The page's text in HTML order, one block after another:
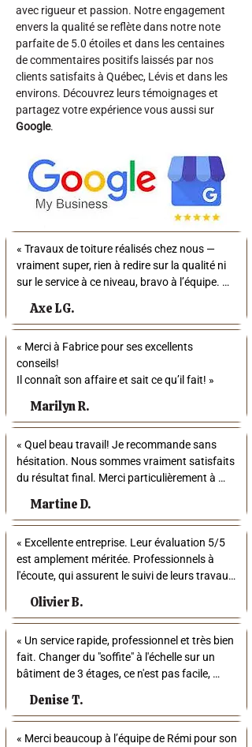
avec rigueur et passion. Notre engagement
envers la qualité se reflète dans notre note
parfaite de 5.0 étoiles et dans les centaines
de commentaires positifs laissés par nos
clients satisfaits à Québec, Lévis et dans les
environs. Découvrez leurs témoignages et
partagez votre expérience vous aussi sur
Google.
« Travaux de toiture réalisés chez nous —
vraiment super, rien à redire sur la qualité ni
sur le service à ce niveau, bravo à l’équipe. 👏
Axe LG.
« Merci à Fabrice pour ses excellents
conseils!
Il connaît son affaire et sait ce qu’il fait! »
Marilyn R.
« Quel beau travail! Je recommande sans
hésitation. Nous sommes vraiment satisfaits
du résultat final. Merci particulièrement à
détail et votre belle implication dans ce projet
qui nous tenait à cœur. »
Martine D.
« Excellente entreprise. Leur évaluation 5/5
est amplement méritée. Professionnels à
l'écoute, qui assurent le suivi de leurs travaux
suffisamment rare pour le signaler! »
Olivier B.
« Un service rapide, professionnel et très bien
fait. Changer du "soffite" à l'échelle sur un
bâtiment de 3 étages, ce n'est pas facile,
Raphaël, qui sont intervenus dans notre
dossier. Nous sommes très contents du
travail accompli! »
Denise T.
« Merci beaucoup à l’équipe de Rémi pour son